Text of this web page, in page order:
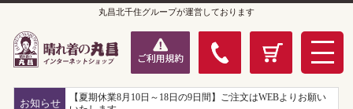
丸昌北千住グループが運営しております
お知らせ
【夏期休業8月10日～18日の9日間】ご注文はWEBよりお願い